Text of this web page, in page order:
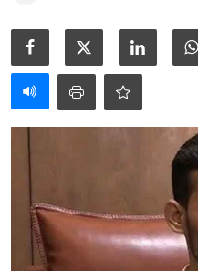
সর্বশেষ
শর্তাবলী
রাজনীতি